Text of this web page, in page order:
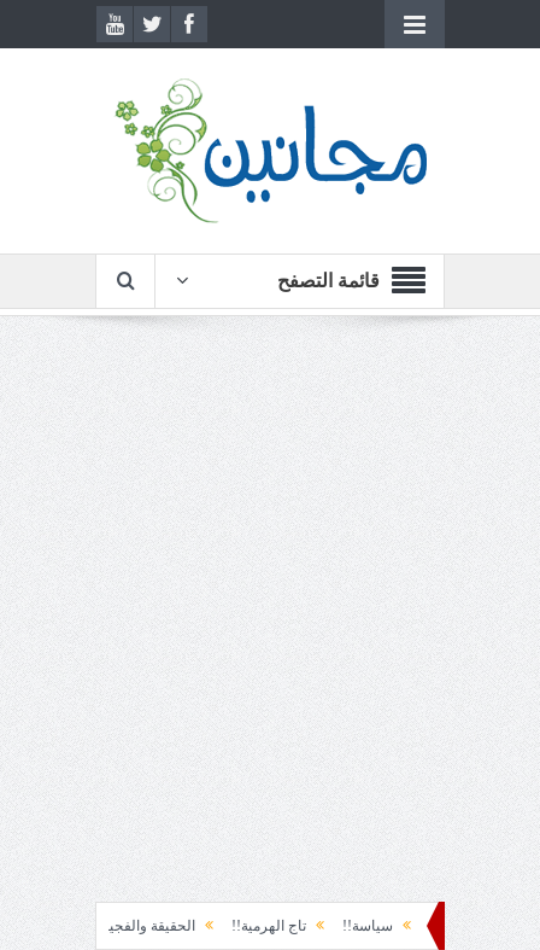
قائمة التصفح
نشوة!! سياسة!! تاج الهرمية!! الحقيقة والفجيعة!! لِقاءُ في المَطَرِ!